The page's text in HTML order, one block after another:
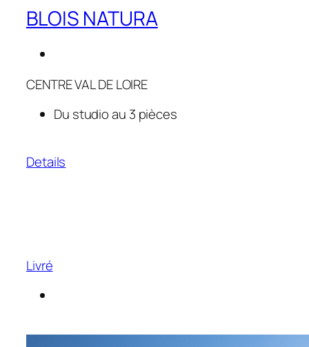
BLOIS NATURA
CENTRE VAL DE LOIRE
Du studio au 3 pièces
Details
Livré